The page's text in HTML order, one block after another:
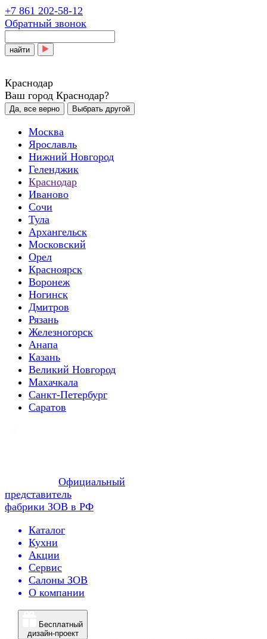
+7 861 202-58-12
Обратный звонок
найти
Краснодар
Ваш город Краснодар?
Да, все верно Выбрать другой
Москва
Ярославль
Нижний Новгород
Геленджик
Краснодар
Иваново
Сочи
Тула
Архангельск
Московский
Орел
Красноярск
Воронеж
Ногинск
Дмитров
Рязань
Железногорск
Анапа
Казань
Великий Новгород
Махачкала
Санкт-Петербург
Саратов
Официальный
представитель
фабрики ЗОВ в РФ
Каталог
Кухни
Акции
Сервис
Салоны ЗОВ
О компании
Бесплатный
дизайн-проект